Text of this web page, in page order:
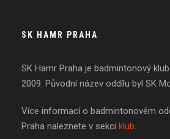
SK HAMR PRAHA
SK Hamr Praha je badmintonový
2009. Původní název oddílu byl SK
Více informací o badmintonovém
Praha naleznete v sekci klub